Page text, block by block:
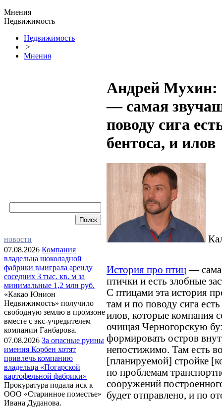
Мнения
Недвижимость
Недвижимость
>
Мнения
новости
07.08.2026 Компания
владельца шоколадной
фабрики выиграла аренду
соседних 3 тыс. кв. м за
минимальные 1,2 млн руб.
«Какао Юнион
Недвижимость» получило
свободную землю в промзоне
вместе с экс-учредителем
компании Ганбарова.
07.08.2026 За опасные руины
имения Корбен хотят
привлечь компанию
владельца «Погарской
картофельной фабрики»
Прокуратура подала иск к
ООО «Старинное поместье»
Ивана Дуданова.
Андрей Мухин:
— самая
поводу сига
бентоса, и илов
История про птиц—
птички и есть злобные
С птицами эта история
там и по поводу сига
илов, которые компания
очищая Черногорскую
формировать остров
непостижимо. Там есть
[планируемой] стройке
по проблемам
сооружений
будет отправлено, и по